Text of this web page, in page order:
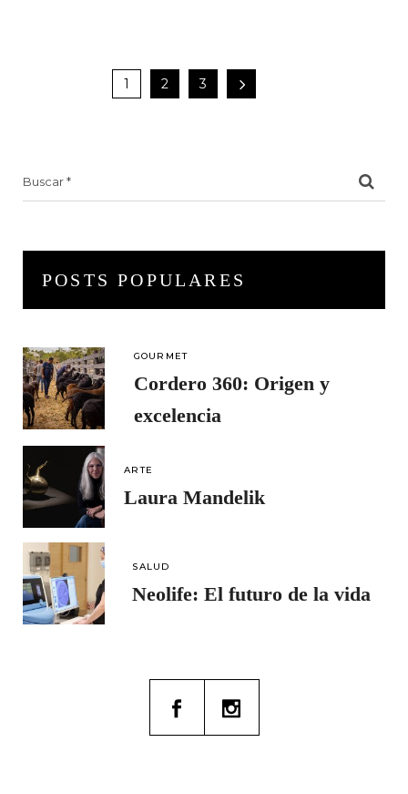
1 2 3
POSTS POPULARES
GOURMET
Cordero 360: Origen y
excelencia
ARTE
Laura Mandelik
SALUD
Neolife: El futuro de la vida